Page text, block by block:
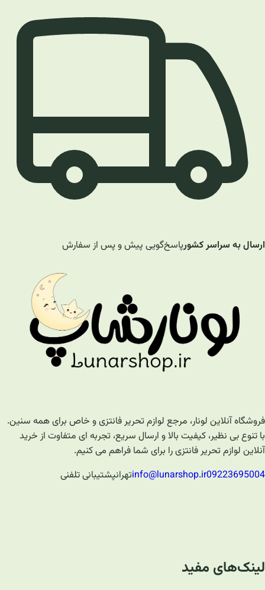
ارسال به سراسر کشورپاسخ‌گویی پیش و پس از سفارش
فروشگاه آنلاین لونار، مرجع لوازم تحریر فانتزی و خاص برای همه سنین.
با تنوع بی نظیر، کیفیت بالا و ارسال سریع، تجربه ای متفاوت از خرید
آنلاین لوازم تحریر فانتزی را برای شما فراهم می کنیم.
09223695004
info@lunarshop.irتهرانپشتیبانی تلفنی
لینک‌های مفید